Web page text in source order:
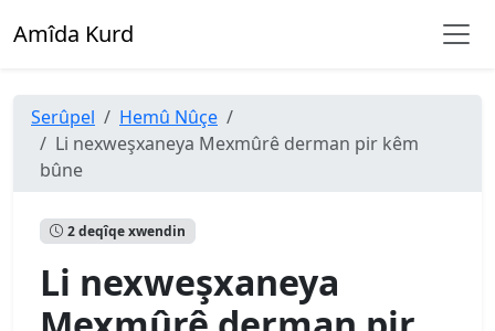
Amîda Kurd
Serûpel
Hemû Nûçe
Li nexweşxaneya Mexmûrê derman pir kêm
bûne
2 deqîqe xwendin
Li nexweşxaneya